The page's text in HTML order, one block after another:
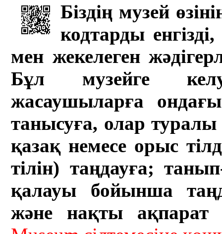
Біздің музей
кодтарды
мен жекелеген
Бұл музейге
жасаушыларға
танысуға, олар туралы
қазақ немесе орыс
тілін) таңдауға;
қалауы бойынша
және нақты ақпарат